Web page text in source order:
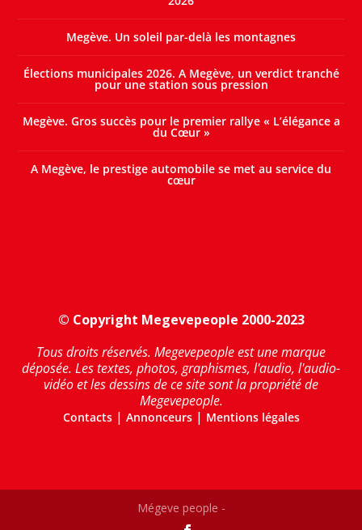
Megève. Un soleil par-delà les montagnes
Élections municipales 2026. A Megève, un verdict tranché
pour une station sous pression
Megève. Gros succès pour le premier rallye « L’élégance a
du Cœur »
A Megève, le prestige automobile se met au service du
cœur
© Copyright Megevepeople 2000-2023
Tous droits réservés. Megevepeople est une marque
déposée. Les textes, photos, graphismes, l'audio, l'audio-
vidéo et les dessins de ce site sont la propriété de
Megevepeople.
Contacts| Annonceurs| Mentions légales
Mégeve people -